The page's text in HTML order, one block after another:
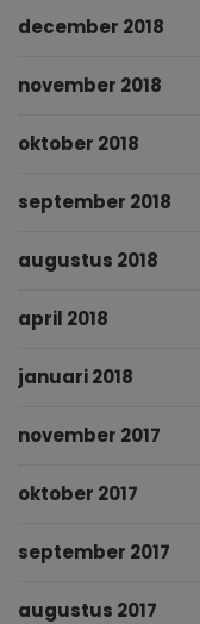
december 2018
november 2018
oktober 2018
september 2018
augustus 2018
april 2018
januari 2018
november 2017
oktober 2017
september 2017
augustus 2017